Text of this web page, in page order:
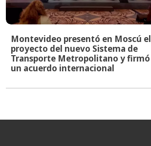
Montevideo presentó en Moscú el
proyecto del nuevo Sistema de
Transporte Metropolitano y firmó
un acuerdo internacional